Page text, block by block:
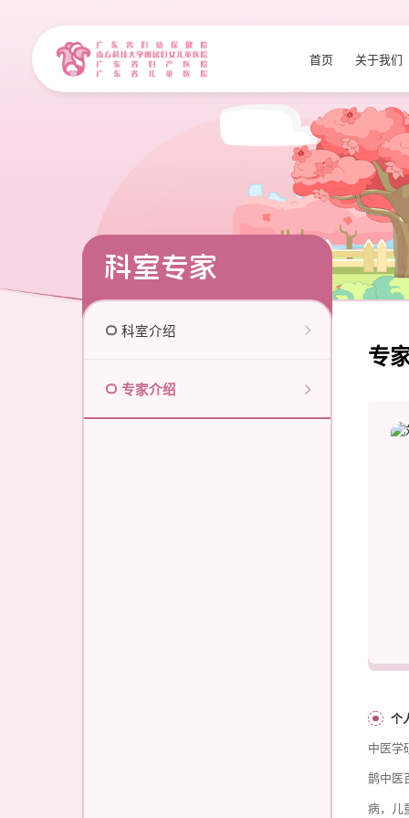
首页 关于我们
科室介绍
专家介绍
科室专家
专
个
中医学
鹊中医
病，儿